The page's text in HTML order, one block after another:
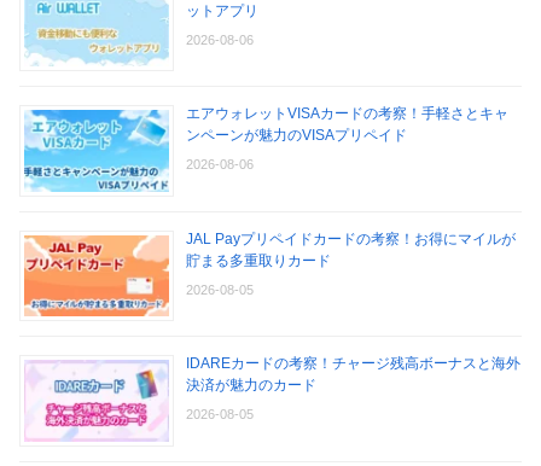
ットアプリ
2026-08-06
エアウォレットVISAカードの考察！手軽さとキャ
ンペーンが魅力のVISAプリペイド
2026-08-06
JAL Payプリペイドカードの考察！お得にマイルが
貯まる多重取りカード
2026-08-05
IDAREカードの考察！チャージ残高ボーナスと海外
決済が魅力のカード
2026-08-05